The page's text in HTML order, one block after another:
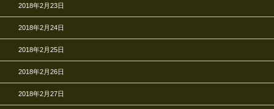
2018年2月23日
2018年2月24日
2018年2月25日
2018年2月26日
2018年2月27日